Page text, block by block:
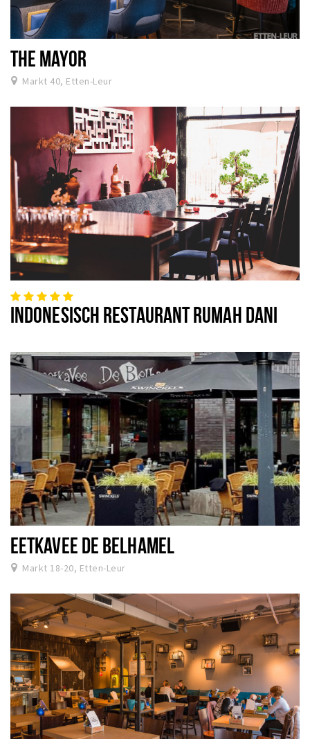
THE MAYOR
Markt 40, Etten-Leur
INDONESISCH RESTAURANT RUMAH DANI
EETKAVEE DE BELHAMEL
Markt 18-20, Etten-Leur